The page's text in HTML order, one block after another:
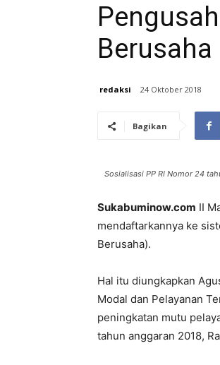
Berusaha
redaksi 24 Oktober 2018
Bagikan
Sosialisasi PP RI Nomor 24
Sukabuminow.com II
mendaftarkannya ke
Berusaha).
Hal itu diungkapkan
Modal dan Pelayanan
peningkatan mutu
tahun anggaran 2018,